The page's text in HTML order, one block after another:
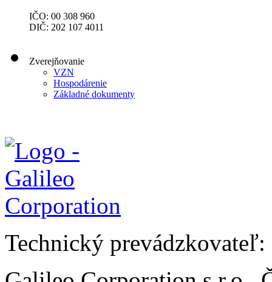
IČO: 00 308 960
DIČ: 202 107 4011
Zverejňovanie
VZN
Hospodárenie
Základné dokumenty
Technický prevádzkovateľ: